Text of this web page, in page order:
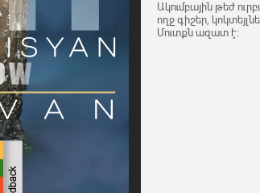
Ակումբային թեժ
ողջ գիշեր,
Մուտքն ազատ է։